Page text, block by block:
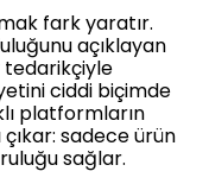
fark yaratır.
açıklayan
ciddi biçimde
platformların
sadece ürün
sağlar.